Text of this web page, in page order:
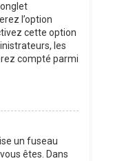
l’option
cette option
les
compté parmi
un fuseau
êtes. Dans